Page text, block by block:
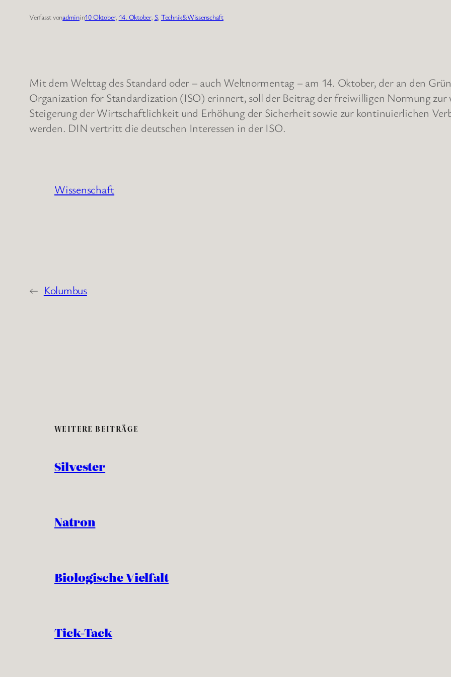
Verfasst vonadminin10 Oktober, 14. Oktober, S, Technik&Wissenschaft
Mit dem Welttag des Standard oder – auch Weltnormentag – am 14. Oktober, der an den
Organization for Standardization (ISO) erinnert, soll der Beitrag der freiwilligen Normung
Steigerung der Wirtschaftlichkeit und Erhöhung der Sicherheit sowie zur kontinuierlichen
werden. DIN vertritt die deutschen Interessen in der ISO.
Wissenschaft
← Kolumbus
WEITERE BEITRÄGE
Silvester
Natron
Biologische Vielfalt
Tick-Tack